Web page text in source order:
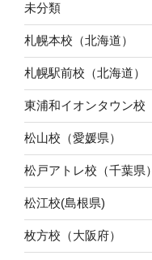
未分類
札幌本校（北海道）
札幌駅前校（北海道）
東浦和イオンタウン校
松山校（愛媛県）
松戸アトレ校（千葉県）
松江校(島根県)
枚方校（大阪府）